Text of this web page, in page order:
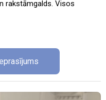
rakstāmgalds. Visos